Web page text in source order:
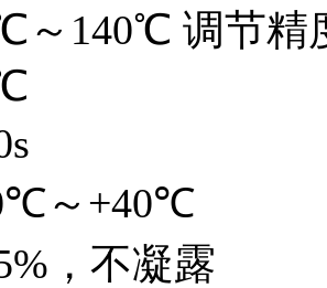
～140℃ 调节精
～+40℃
，不凝露